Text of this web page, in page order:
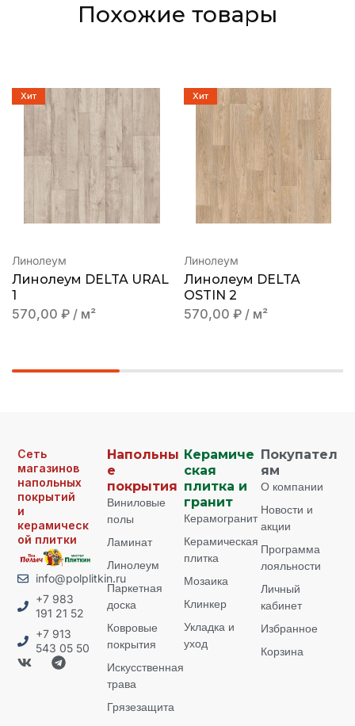
Похожие товары
Хит
Линолеум
Линолеум DELTA URAL
1
570,00 ₽ / м²
Хит
Линолеум
Линолеум DELTA
OSTIN 2
570,00 ₽ / м²
Сеть
магазинов
напольных
покрытий
и
керамическ
ой плитки
info@polplitkin.ru
+7 983
191 21 52
+7 913
543 05 50
Напольны
е
покрытия
Виниловые
полы
Ламинат
Линолеум
Паркетная
доска
Ковровые
покрытия
Искусственная
трава
Грязезащита
Керамиче
ская
плитка и
гранит
Керамогранит
Керамическая
плитка
Мозаика
Клинкер
Укладка и
уход
Покупател
ям
О компании
Новости и
акции
Программа
лояльности
Личный
кабинет
Избранное
Корзина